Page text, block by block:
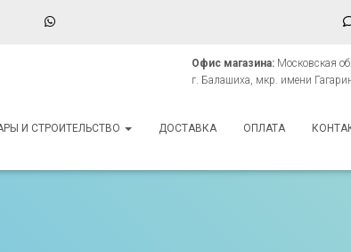
Офис магазина: Московская
г. Балашиха, мкр. имени
И СТРОИТЕЛЬСТВО ДОСТАВКА ОПЛАТА